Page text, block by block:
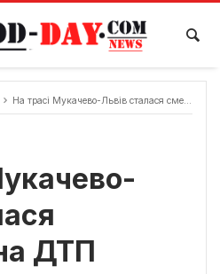
На трасі Мукачево-Львів сталася смертельна ДТП
ДТП